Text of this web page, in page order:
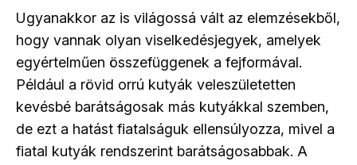
Ugyanakkor az is világossá vált az elemzésekből,
hogy vannak olyan viselkedésjegyek, amelyek
egyértelműen összefüggenek a fejformával.
Például a rövid orrú kutyák veleszületetten
kevésbé barátságosak más kutyákkal szemben,
de ezt a hatást fiatalságuk ellensúlyozza, mivel a
fiatal kutyák rendszerint barátságosabbak. A